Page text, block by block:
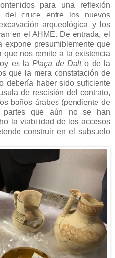
para una reflexión
del cruce entre los nuevos
arqueológica y los
en el AHME. De entrada, el
expone presumiblemente que
que nos remite a la existencia
es laPlaça de Dalto de la
que la mera constatación de
debería haber sido suficiente
de rescisión del contrato,
baños árabes (pendiente de
partes que aún no se han
la viabilidad de los accesos
construir en el subsuelo